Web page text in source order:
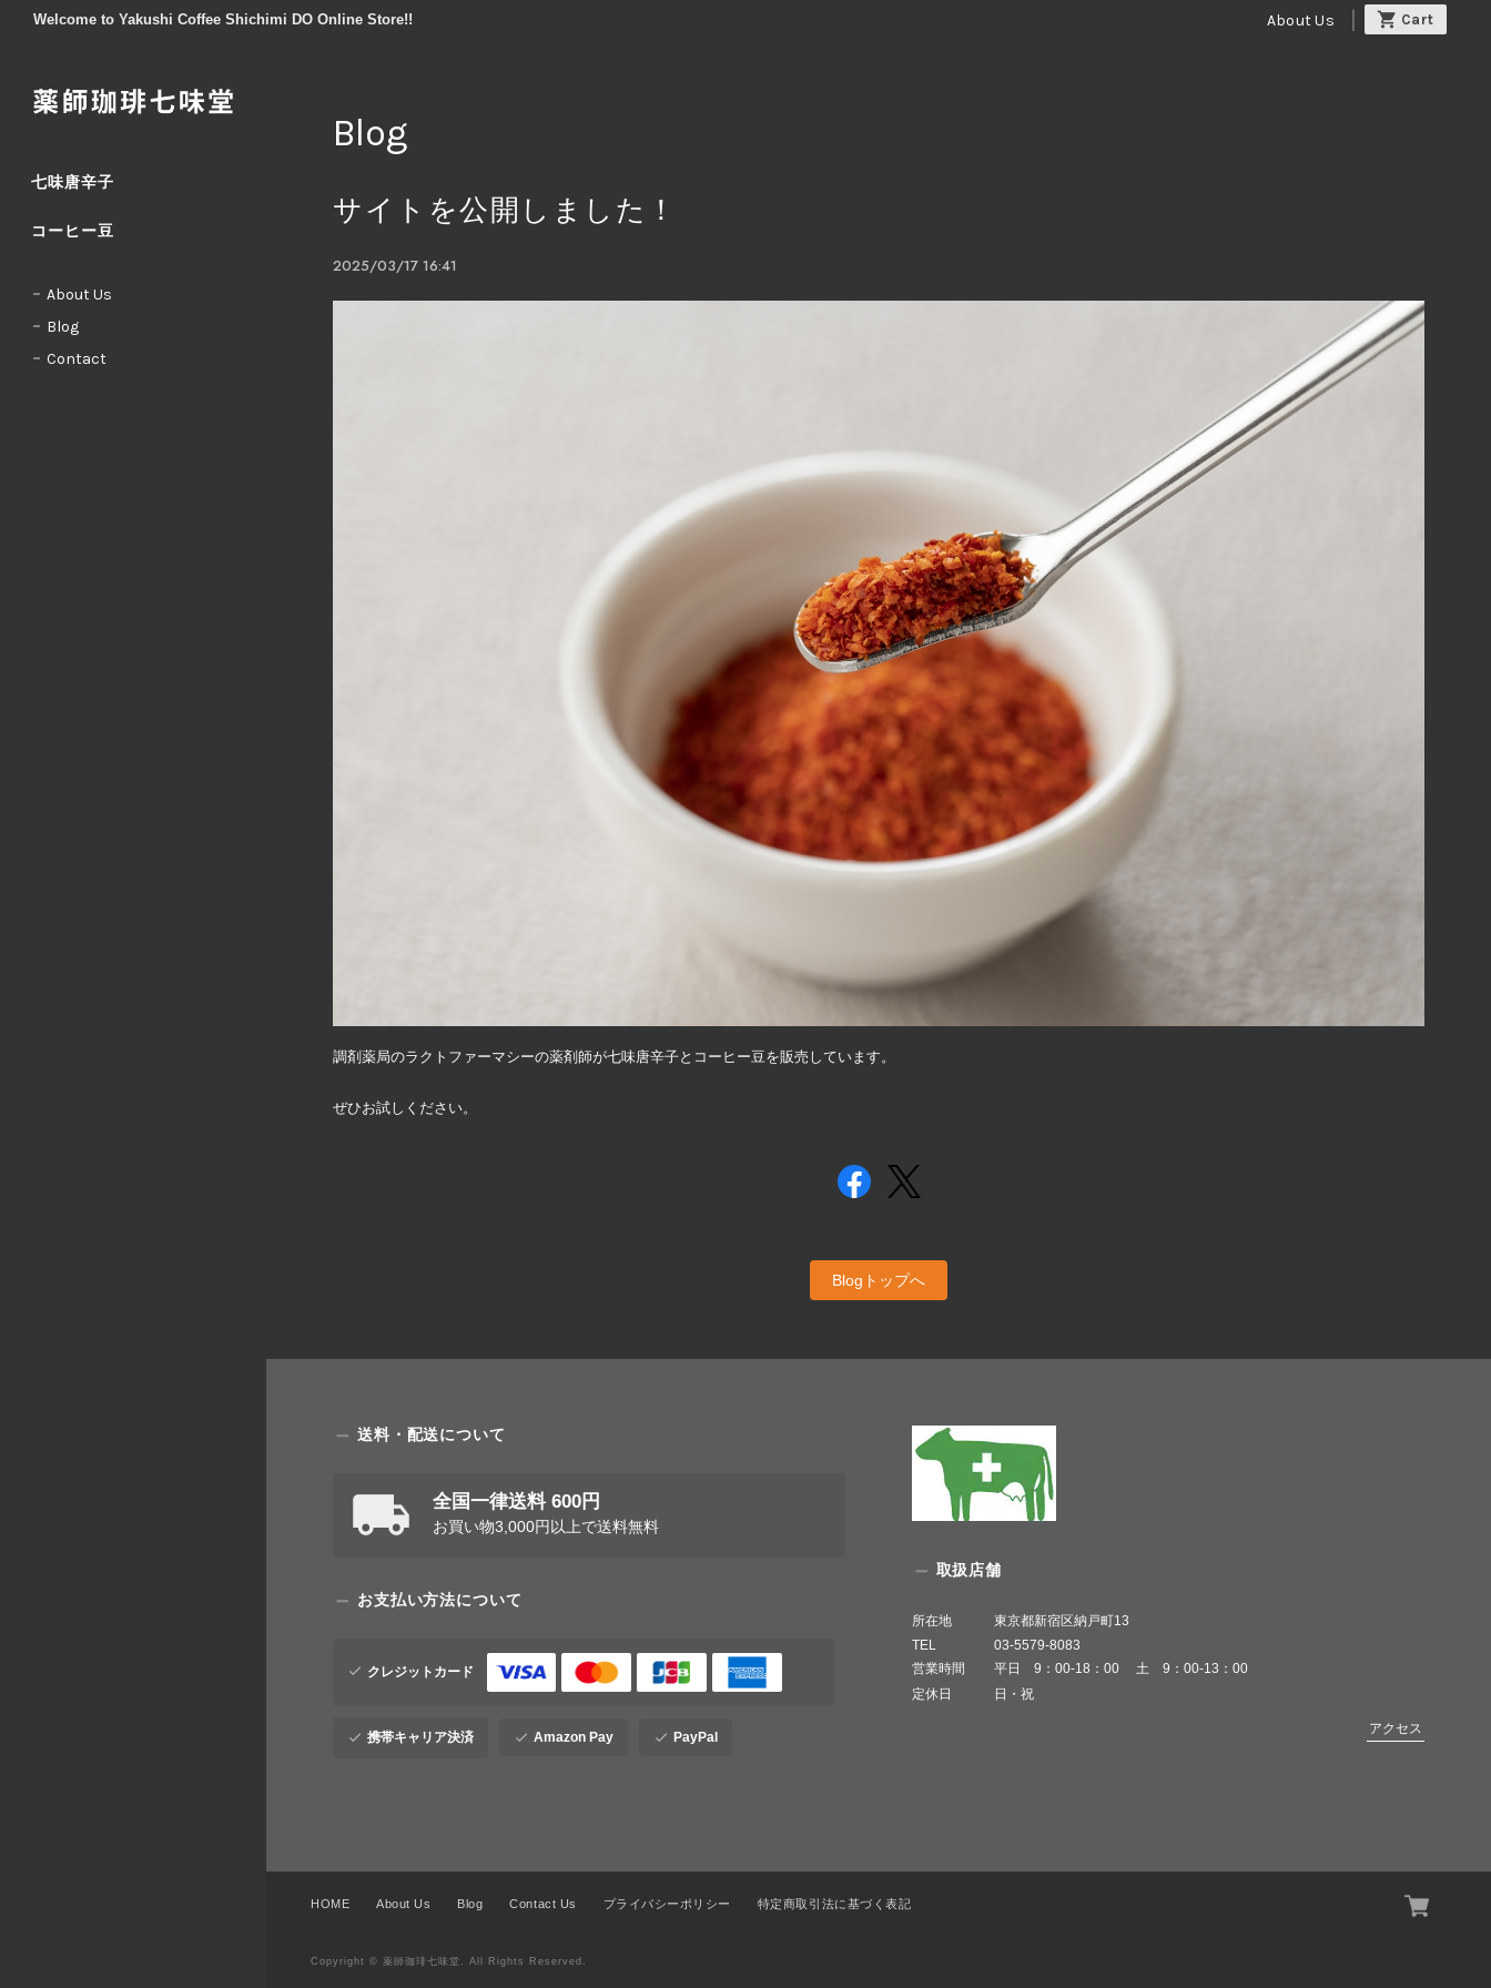
Welcome to Yakushi Coffee Shichimi DO Online Store!! About Us
七味唐辛子
コーヒー豆
About Us
Blog
Contact
Blog
サイトを公開しました！
2025/03/17 16:41
調剤薬局のラクトファーマシーの薬剤師が七味唐辛子とコーヒー豆を販売しています。
ぜひお試しください。
Blogトップへ
送料・配送について
全国一律送料 600円
お買い物3,000円以上で送料無料
お支払い方法について
クレジットカード
携帯キャリア決済 Amazon Pay PayPal
取扱店舗
所在地
東京都新宿区納戸町13
TEL
03-5579-8083
営業時間
平日 9：00-18：00 土 9：00-13：00
定休日
日・祝
アクセス
HOME About Us Blog Contact Us プライバシーポリシー 特定商取引法に基づく表記
Copyright © 薬師珈琲七味堂. All Rights Reserved.